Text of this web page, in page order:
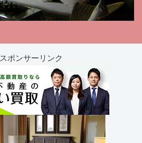
スポンサーリンク